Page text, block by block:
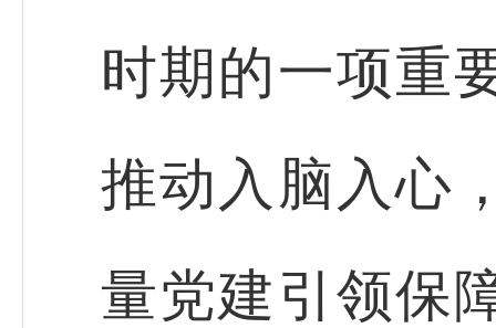
时期的一项重
推动入脑入心
量党建引领保